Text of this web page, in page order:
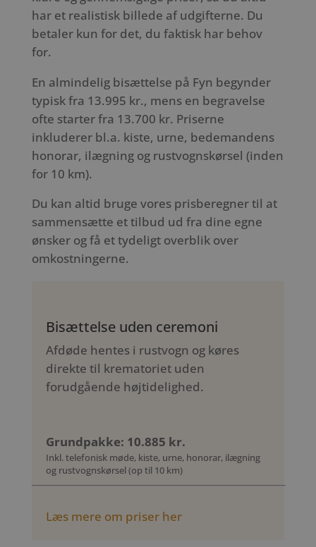
har et realistisk billede af udgifterne. Du
betaler kun for det, du faktisk har behov
for.
En almindelig bisættelse på Fyn begynder
typisk fra 13.995 kr., mens en begravelse
ofte starter fra 13.700 kr. Priserne
inkluderer bl.a. kiste, urne, bedemandens
honorar, ilægning og rustvognskørsel (inden
for 10 km).
Du kan altid bruge vores prisberegner til at
sammensætte et tilbud ud fra dine egne
ønsker og få et tydeligt overblik over
omkostningerne.
Bisættelse uden ceremoni
Afdøde hentes i rustvogn og køres
direkte til krematoriet uden
forudgående højtidelighed.
Grundpakke: 10.885 kr.
Inkl. telefonisk møde, kiste, urne, honorar, ilægning
og rustvognskørsel (op til 10 km)
Læs mere om priser her